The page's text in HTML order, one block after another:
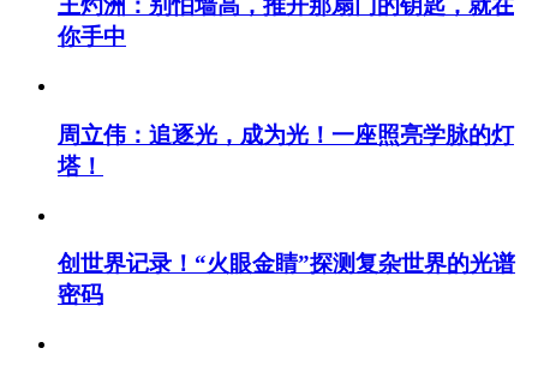
王灼洲：别怕墙高，推开那扇门的钥匙，就在
你手中
周立伟：追逐光，成为光！一座照亮学脉的灯
塔！
创世界记录！“火眼金睛”探测复杂世界的光谱
密码